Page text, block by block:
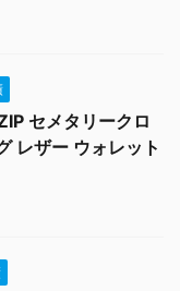
セメタリークロ
レザー ウォレット